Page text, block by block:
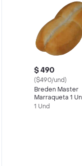
$ 490
($490/und)
Breden Master
Marraqueta 1 Un
1 Und